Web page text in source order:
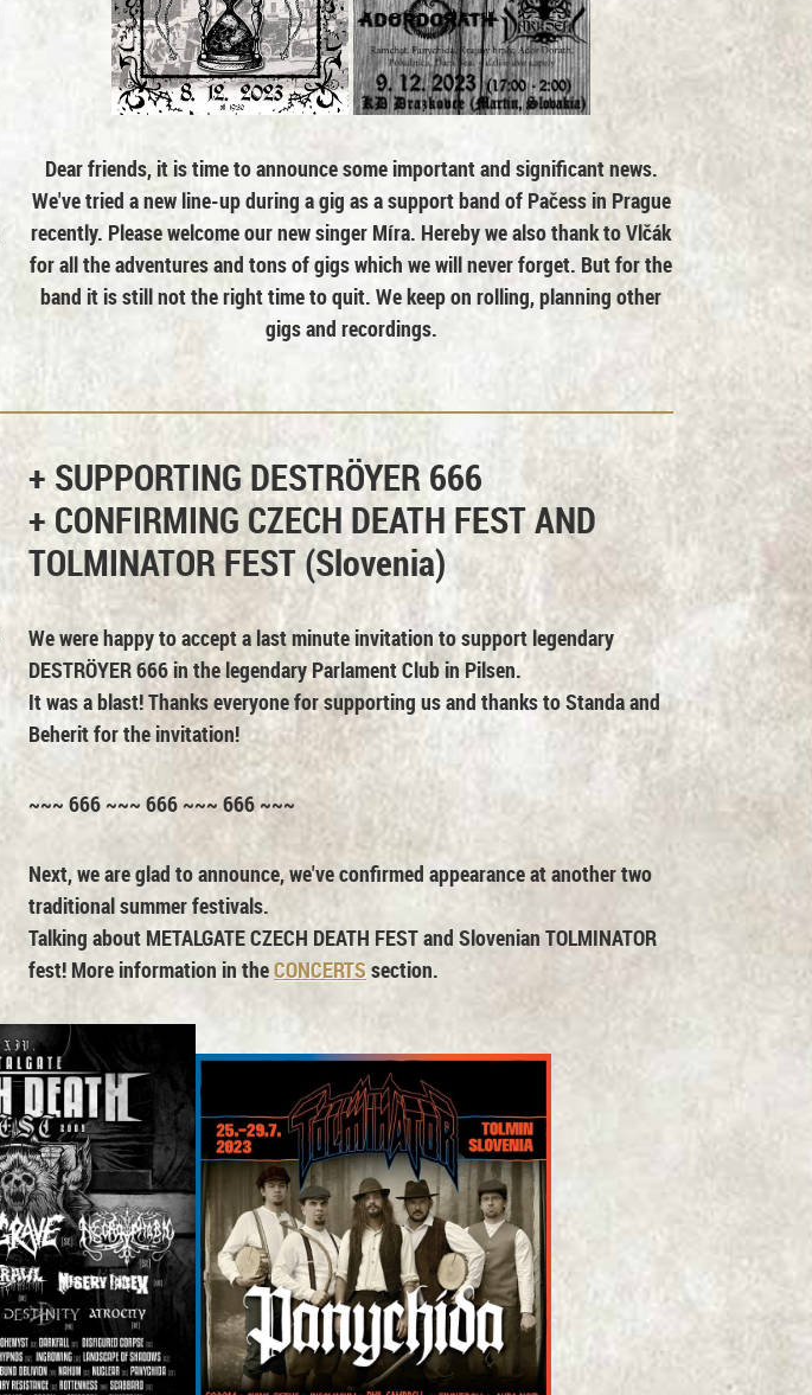
Dear friends, it is time to announce some important and significant news.
We've tried a new line-up during a gig as a support band of Pačess in Prague
recently. Please welcome our new singer Míra. Hereby we also thank to Vlčák
for all the adventures and tons of gigs which we will never forget. But for the
band it is still not the right time to quit. We keep on rolling, planning other
gigs and recordings.
+ SUPPORTING DESTRÖYER 666
+ CONFIRMING CZECH DEATH FEST AND
TOLMINATOR FEST (Slovenia)
We were happy to accept a last minute invitation to support legendary
DESTRÖYER 666in the legendary Parlament Club in Pilsen.
It was a blast! Thanks everyone for supporting us and thanks to Standa and
Beherit for the invitation!
~~~ 666 ~~~ 666 ~~~ 666 ~~~
Next, we are glad to announce, we've confirmed appearance at another two
traditional summer festivals.
Talking about METALGATE CZECH DEATH FESTand SlovenianTOLMINATOR
fest! More information in theCONCERTSsection.